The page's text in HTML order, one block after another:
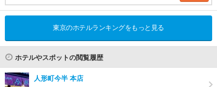
東京のホテルランキングをもっと見る
ホテルやスポットの閲覧履歴
人形町今半 本店